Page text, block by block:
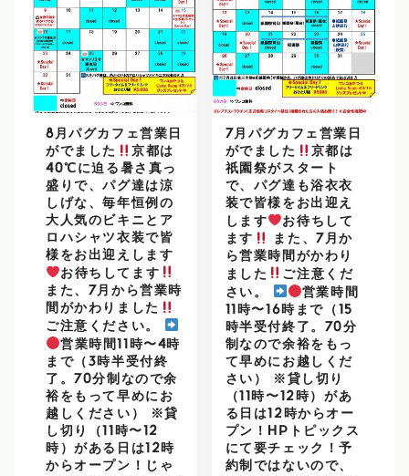
8月パグカフェ営業日
がでました
京都は
40℃に迫る暑さ真っ
盛りで、パグ達は涼
しげな、毎年恒例の
大人気のビキニとア
ロハシャツ衣装で皆
様をお出迎えします
お待ちしてます
また、7月から営業時
間がかわりました
ご注意ください。
営業時間11時〜4時
まで（3時半受付終
了。70分制なので余
裕をもって早めにお
越しください） ※貸
し切り（11時〜12
時）がある日は12時
からオープン！じゃ
7月パグカフェ営業日
がでました
京都は
祇園祭がスタート
で、パグ達も浴衣衣
装で皆様をお出迎え
します
お待ちして
ます
また、7月か
ら営業時間がかわり
ました
ご注意くだ
さい。
営業時間
11時〜16時まで（15
時半受付終了。70分
制なので余裕をもっ
て早めにお越しくだ
さい） ※貸し切り
（11時〜12時）があ
る日は12時からオー
プン！HPトピックス
にて要チェック！予
約制ではないので、